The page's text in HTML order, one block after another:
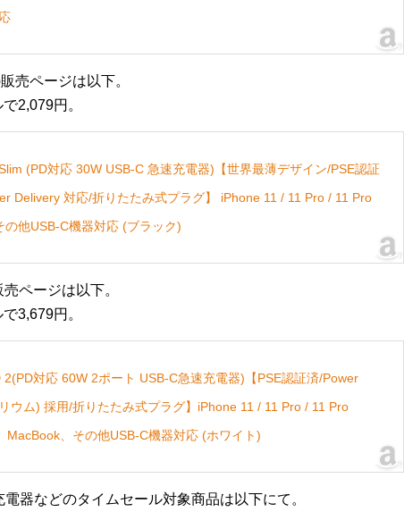
売ページは以下。
2,079円。
(PD対応 30W USB-C 急速充電器)【世界最薄デザイン/PSE認証
Delivery 対応/折りたたみ式プラグ】 iPhone 11 / 11 Pro / 11 Pro
他USB-C機器対応 (ブラック)
ページは以下。
3,679円。
対応 60W 2ポート USB-C急速充電器)【PSE認証済/Power
ウム) 採用/折りたたみ式プラグ】iPhone 11 / 11 Pro / 11 Pro
MacBook、その他USB-C機器対応 (ホワイト)
器などのタイムセール対象商品は以下にて。